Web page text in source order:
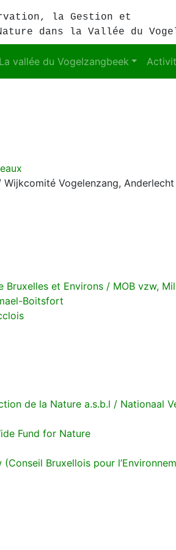
la Gestion et
dans la Vallée du
La vallée du Vogelzangbeek
Vogelenzang, Anderlecht
Bruxelles et Environs / MOB vzw,
Boitsfort
de la Nature a.s.b.l / Nationaal
Fund for Nature
Bruxellois pour